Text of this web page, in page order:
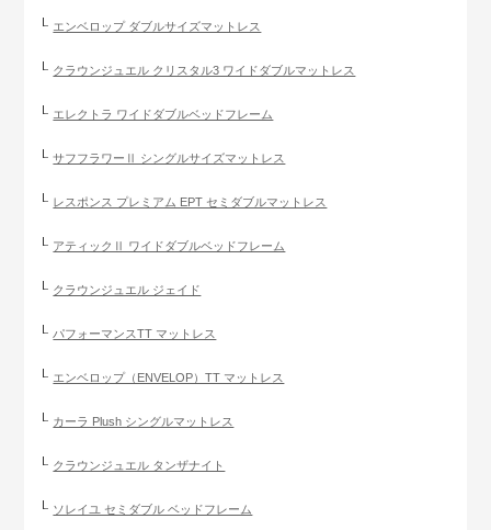
エンベロップ ダブルサイズマットレス
クラウンジュエル クリスタル3 ワイドダブルマットレス
エレクトラ ワイドダブルベッドフレーム
サフフラワーⅡ シングルサイズマットレス
レスポンス プレミアム EPT セミダブルマットレス
アティックⅡ ワイドダブルベッドフレーム
クラウンジュエル ジェイド
パフォーマンスTT マットレス
エンベロップ（ENVELOP）TT マットレス
カーラ Plush シングルマットレス
クラウンジュエル タンザナイト
ソレイユ セミダブル ベッドフレーム